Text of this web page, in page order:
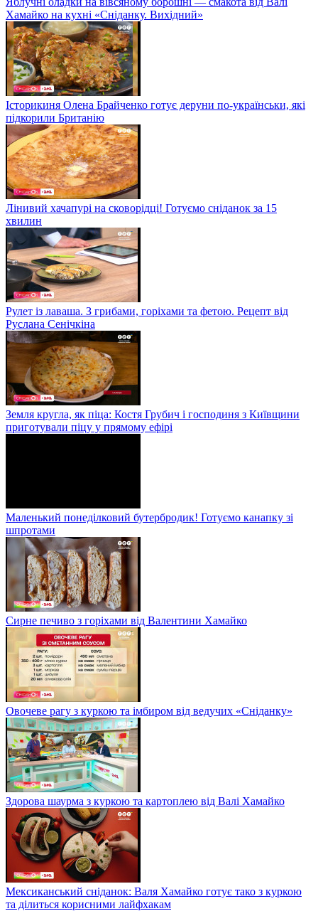
Хамайко на кухні «Сніданку. Вихідний»
Історикиня Олена Брайченко готує деруни по-українськи, які
підкорили Британію
Лінивий хачапурі на сковорідці! Готуємо сніданок за 15
хвилин
Рулет із лаваша. З грибами, горіхами та фетою. Рецепт від
Руслана Сенічкіна
Земля кругла, як піца: Костя Грубич і господиня з Київщини
приготували піцу у прямому ефірі
Маленький понеділковий бутербродик! Готуємо канапку зі
шпротами
Сирне печиво з горіхами від Валентини Хамайко
Овочеве рагу з куркою та імбиром від ведучих «Сніданку»
Здорова шаурма з куркою та картоплею від Валі Хамайко
Мексиканський сніданок: Валя Хамайко готує тако з куркою
та ділиться корисними лайфхакам